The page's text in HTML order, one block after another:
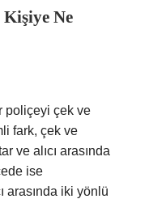
Ne
poliçeyi çek ve
fark, çek ve
ve alıcı arasında
ise
arasında iki yönlü